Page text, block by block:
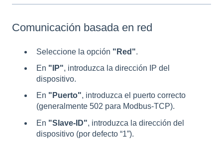
Comunicación basada en red
Seleccione la opción "Red".
En "IP", introduzca la dirección IP del
dispositivo.
En "Puerto", introduzca el puerto correcto
(generalmente 502 para Modbus-TCP).
En "Slave-ID", introduzca la dirección del
dispositivo (por defecto “1”).